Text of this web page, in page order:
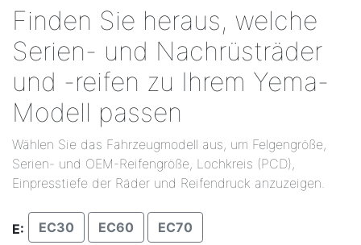
Finden Sie heraus, welche
Serien- und Nachrüsträder
und -reifen zu Ihrem Yema-
Modell passen
Wählen Sie das Fahrzeugmodell aus, um Felgengröße,
Serien- und OEM-Reifengröße, Lochkreis (PCD),
Einpresstiefe der Räder und Reifendruck anzuzeigen.
E: EC30 EC60 EC70